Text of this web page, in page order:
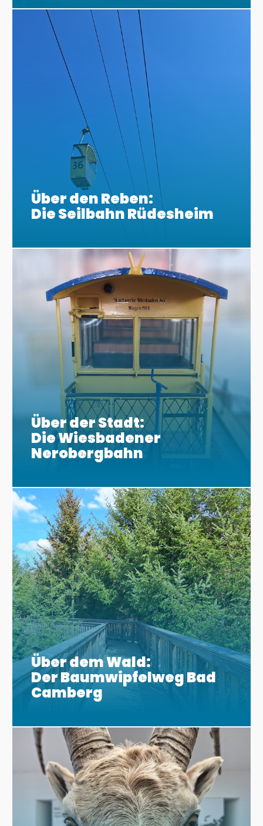
Über den Reben:
Die Seilbahn Rüdesheim
Über der Stadt:
Die Wiesbadener
Nerobergbahn
Über dem Wald:
Der Baumwipfelweg Bad
Camberg